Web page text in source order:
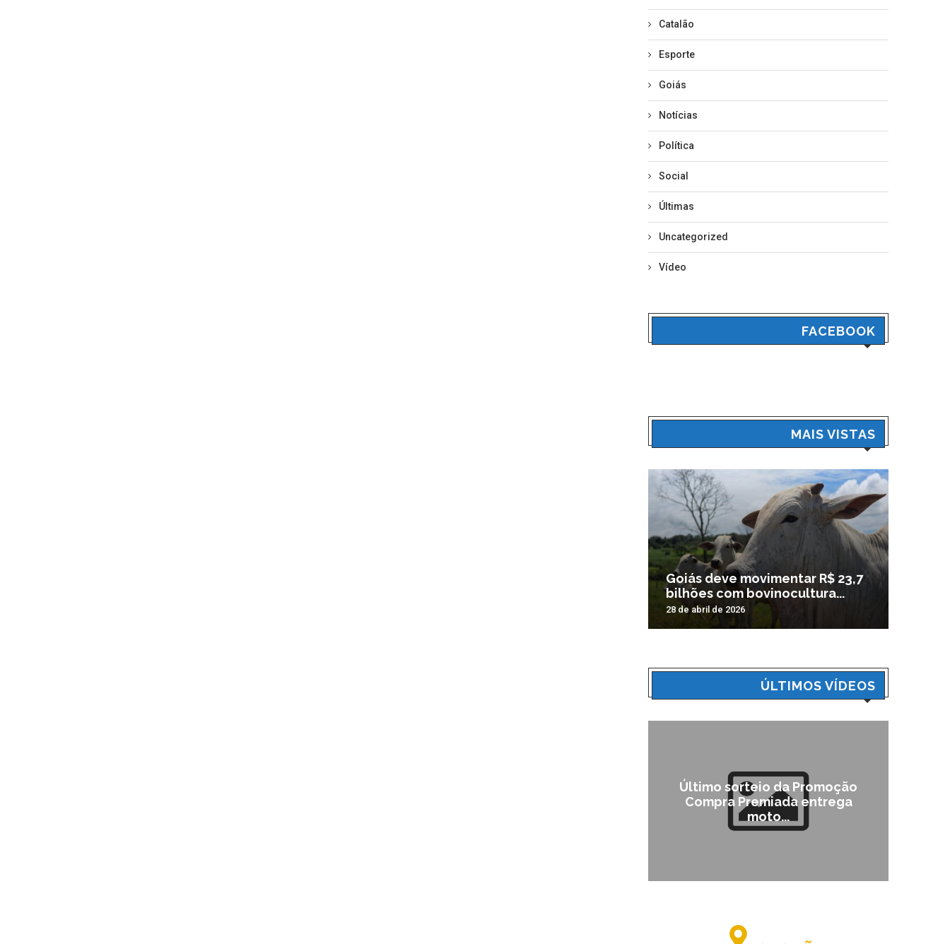
Catalão
Esporte
Goiás
Notícias
Política
Social
Últimas
Uncategorized
Vídeo
FACEBOOK
MAIS VISTAS
Goiás deve movimentar R$ 23,7
bilhões com bovinocultura...
28 de abril de 2026
ÚLTIMOS VÍDEOS
Último sorteio da Promoção
Compra Premiada entrega
moto...